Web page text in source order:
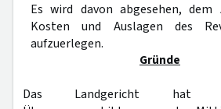
Es wird davon abgesehen, dem
Kosten und Auslagen des
aufzuerlegen.
Gründe
Das Landgericht hat